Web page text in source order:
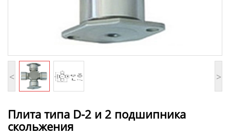
< >
Плита типа D-2 и 2 подшипника
скольжения